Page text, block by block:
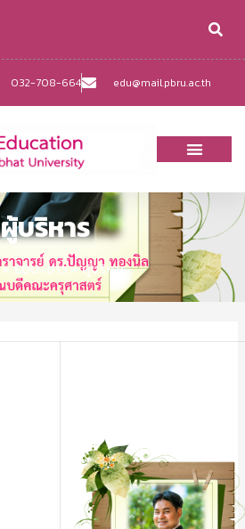
032-708-664 edu@mail.pbru.ac.th
ผู้บริหาร
EDU-ข่าว ผู้บริหาร